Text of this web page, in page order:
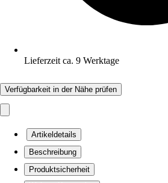
Lieferzeit ca. 9 Werktage
Verfügbarkeit in der Nähe prüfen
Artikeldetails
Beschreibung
Produktsicherheit